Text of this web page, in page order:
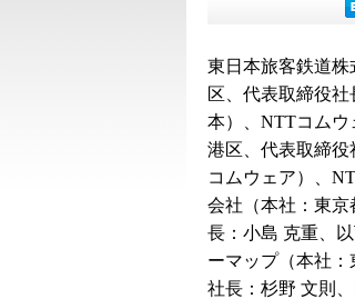
東日本旅客鉄道
区、代表取締役社
本）、NTTコム
港区、代表取締
コムウェア）、
会社（本社：東
長：小島 克重、
ーマップ（本社
社長：杉野 文則